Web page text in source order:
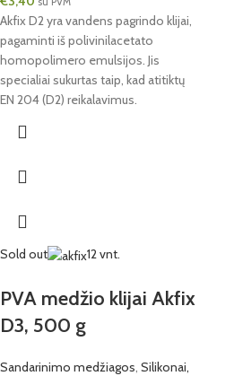
Akfix D2 yra vandens pagrindo klijai,
pagaminti iš polivinilacetato
homopolimero emulsijos. Jis
specialiai sukurtas taip, kad atitiktų
EN 204 (D2) reikalavimus.
Sold out 12 vnt.
PVA medžio klijai Akfix
D3, 500 g
Sandarinimo medžiagos, Silikonai,